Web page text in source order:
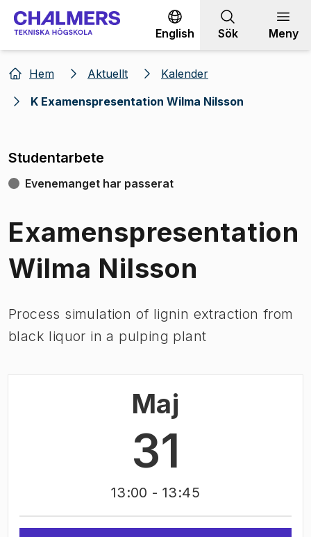
Gå till innehållet
English Sök Meny
Hem Aktuellt
Kalender
K Examenspresentation Wilma Nilsson
Studentarbete
Evenemanget har passerat
Examenspresentation
Wilma Nilsson
Process simulation of lignin extraction from
black liquor in a pulping plant
Maj
31
13:00 - 13:45